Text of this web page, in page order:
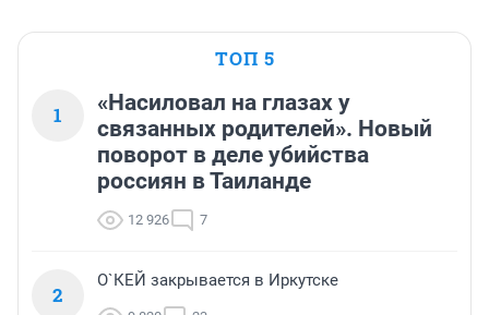
ТОП 5
1
«Насиловал на глазах у
связанных родителей». Новый
поворот в деле убийства
россиян в Таиланде
12 926 7
2
О`КЕЙ закрывается в Иркутске